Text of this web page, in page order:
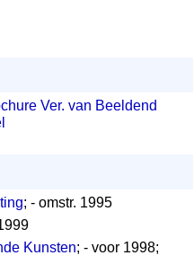
Ver. van Beeldend
; - omstr. 1995
Kunsten; - voor 1998;